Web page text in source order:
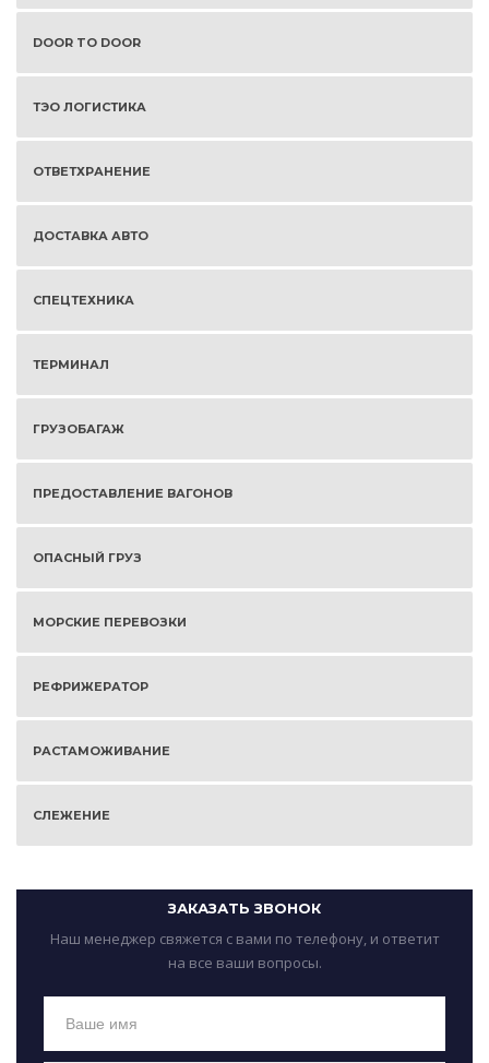
DOOR TO DOOR
ТЭО ЛОГИСТИКА
ОТВЕТХРАНЕНИЕ
ДОСТАВКА АВТО
СПЕЦТЕХНИКА
ТЕРМИНАЛ
ГРУЗОБАГАЖ
ПРЕДОСТАВЛЕНИЕ ВАГОНОВ
ОПАСНЫЙ ГРУЗ
МОРСКИЕ ПЕРЕВОЗКИ
РЕФРИЖЕРАТОР
РАСТАМОЖИВАНИЕ
СЛЕЖЕНИЕ
ЗАКАЗАТЬ ЗВОНОК
Наш менеджер свяжется с вами по телефону, и ответит
на все ваши вопросы.